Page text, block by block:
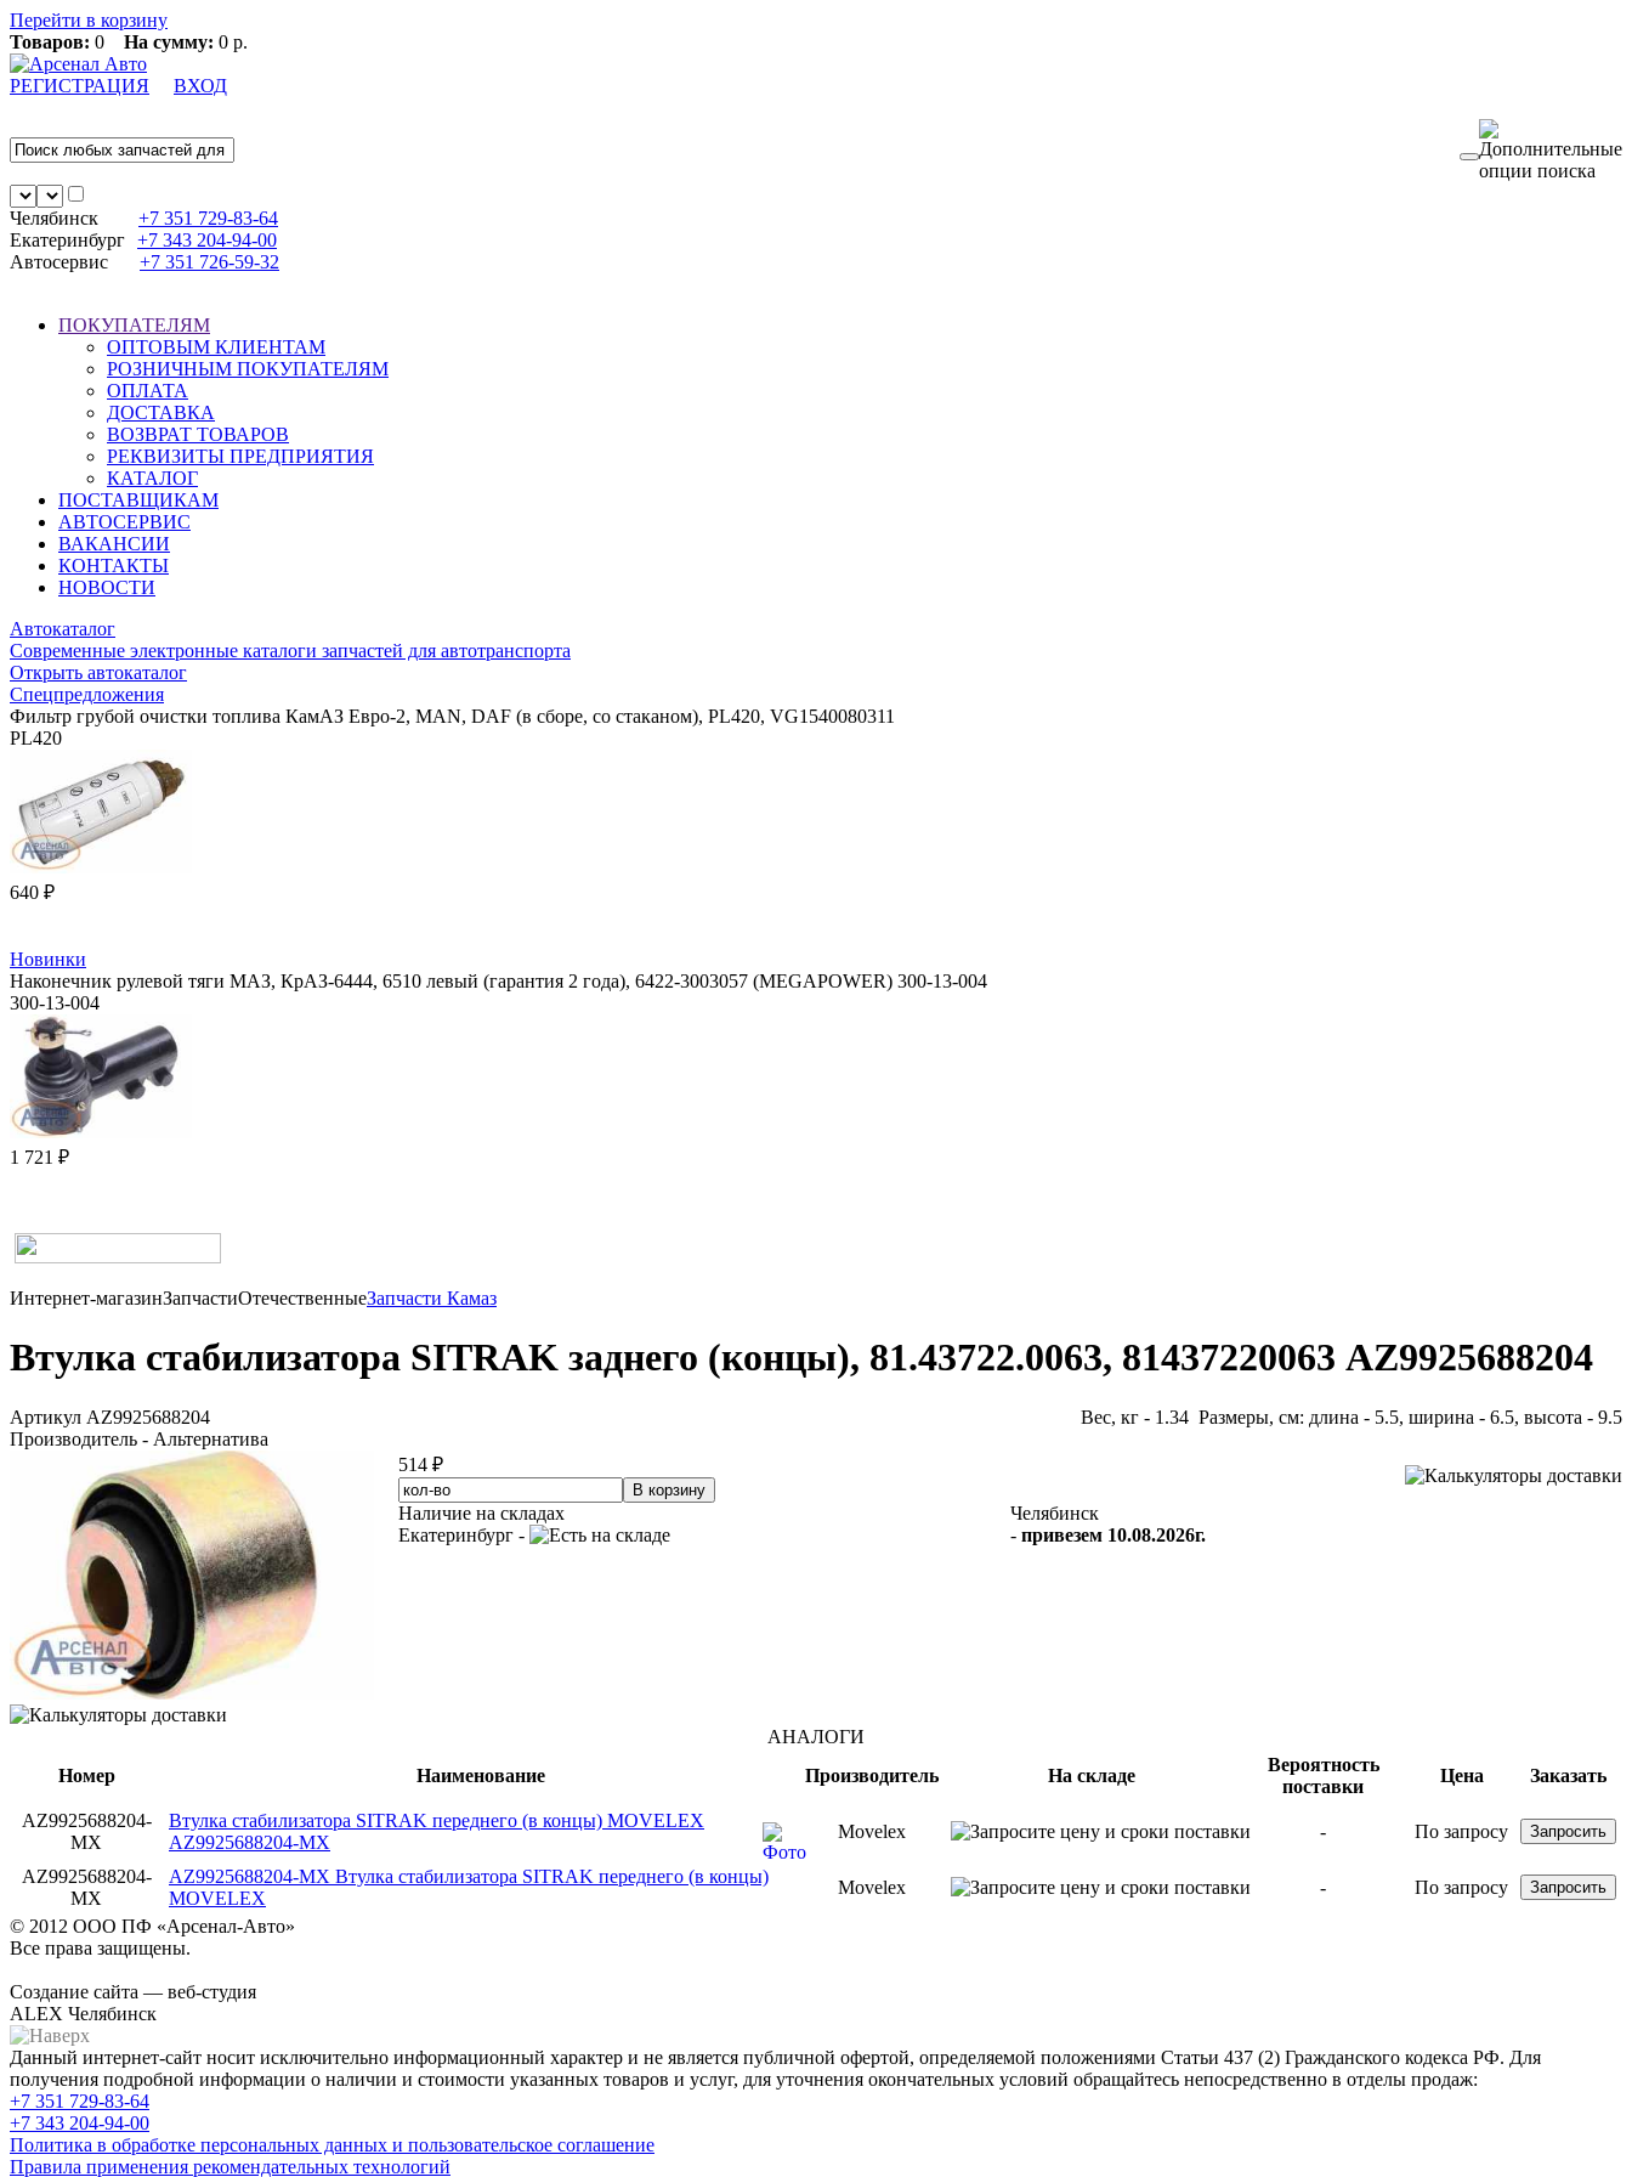
Перейти в корзину
Товаров: 0 На сумму: 0 р.
РЕГИСТРАЦИЯ ВХОД
Челябинск +7 351 729-83-64
Екатеринбург +7 343 204-94-00
Автосервис
+7 351 726-59-32
ПОКУПАТЕЛЯМ
ОПТОВЫМ КЛИЕНТАМ
РОЗНИЧНЫМ ПОКУПАТЕЛЯМ
ОПЛАТА
ДОСТАВКА
ВОЗВРАТ ТОВАРОВ
РЕКВИЗИТЫ ПРЕДПРИЯТИЯ
КАТАЛОГ
ПОСТАВЩИКАМ
АВТОСЕРВИС
ВАКАНСИИ
КОНТАКТЫ
НОВОСТИ
Автокаталог
Современные электронные каталоги запчастей для автотранспорта
Открыть автокаталог
Спецпредложения
Фильтр грубой очистки топлива КамАЗ Евро-2, MAN, DAF (в сборе, со стаканом), PL420, VG1540080311
PL420
640 ₽
Новинки
Наконечник рулевой тяги МАЗ, КрАЗ-6444, 6510 левый (гарантия 2 года), 6422-3003057 (MEGAPOWER) 300-13-004
300-13-004
1 721 ₽
Интернет-магазинЗапчастиОтечественныеЗапчасти Камаз
Втулка стабилизатора SITRAK заднего (концы), 81.43722.0063, 81437220063 AZ9925688204
Артикул AZ9925688204
Производитель - Альтернатива
Вес, кг - 1.34 Размеры, см: длина - 5.5, ширина - 6.5, высота - 9.5
514 ₽
Наличие на складах
Екатеринбург -
Челябинск
- привезем 10.08.2026г.
АНАЛОГИ
Номер
Наименование Производитель На складе
Вероятность
поставки
Цена Заказать
AZ9925688204-
MX
Втулка стабилизатора SITRAK переднего (в концы) MOVELEX
AZ9925688204-MX
Movelex - По запросу
AZ9925688204-
MX
AZ9925688204-MX Втулка стабилизатора SITRAK переднего (в концы)
MOVELEX
Movelex -
По запросу
© 2012 ООО ПФ «Арсенал-Авто»
Все права защищены.
Создание сайта — веб-студия
ALEX Челябинск
Данный интернет-сайт носит исключительно информационный характер и не является публичной офертой, определяемой положениями Статьи 437 (2) Гражданского кодекса РФ. Для
получения подробной информации о наличии и стоимости указанных товаров и услуг, для уточнения окончательных условий обращайтесь непосредственно в отделы продаж:
+7 351 729-83-64
+7 343 204-94-00
Политика в обработке персональных данных и пользовательское соглашение
Правила применения рекомендательных технологий